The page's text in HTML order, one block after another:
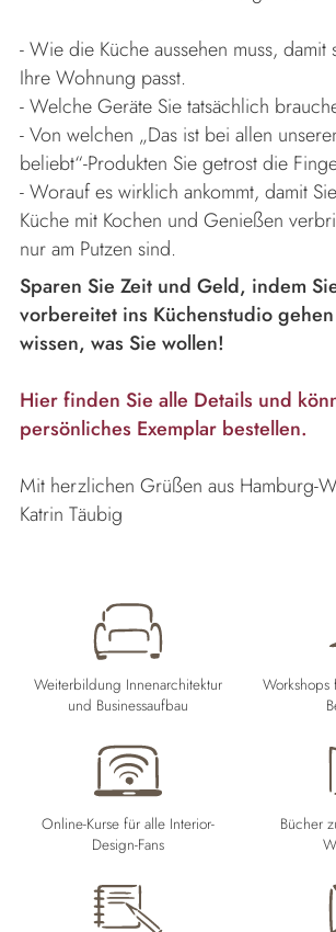
- Wie die Küche aussehen muss, damit
Ihre Wohnung passt.
- Welche Geräte Sie tatsächlich
- Von welchen „Das ist bei allen
beliebt“-Produkten Sie getrost die
- Worauf es wirklich ankommt, damit
Küche mit Kochen und Genießen
nur am Putzen sind.
Sparen Sie Zeit und Geld, indem
vorbereitet ins Küchenstudio
wissen, was Sie wollen!
Hier finden Sie alle Details und
persönliches Exemplar bestellen.
Mit herzlichen Grüßen aus Hamburg-
Katrin Täubig
Weiterbildung Innenarchitektur
und Businessaufbau
Workshops
Online-Kurse für alle Interior-
Design-Fans
Bücher